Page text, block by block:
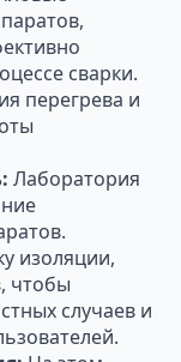
сварки.
перегрева и
Лаборатория
изоляции,
чтобы
случаев и